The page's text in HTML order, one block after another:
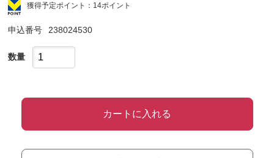
獲得予定ポイント：14ポイント
申込番号 238024530
数量
カートに入れる